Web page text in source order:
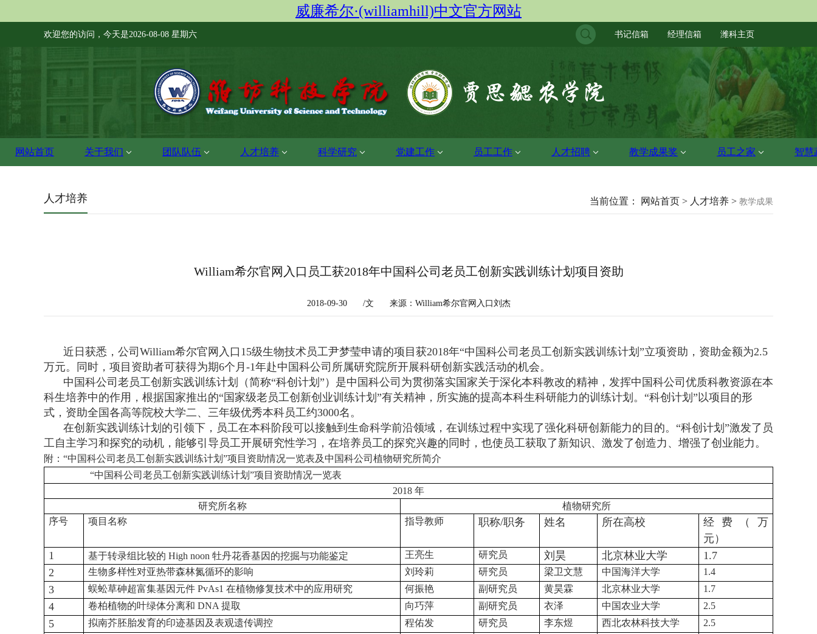
威廉希尔·(williamhill)中文官方网站
欢迎您的访问，今天是2026-08-08 星期六 书记信箱 经理信箱 潍科主页
网站首页 关于我们 团队队伍 人才培养 科学研究 党建工作 员工工作 人才招聘 教学成果奖 员工之家 智慧
人才培养 当前位置： 网站首页 > 人才培养 > 教学成果
William希尔官网入口员工获2018年中国科公司老员工创新实践训练计划项目资助
2018-09-30 /文 来源：William希尔官网入口刘杰
近日获悉，公司William希尔官网入口15级生物技术员工尹梦莹申请的项目获2018年“中国科公司老员工创新实践训练计划”立项资助，资助金额为2.5
万元。同时，项目资助者可获得为期6个月-1年赴中国科公司所属研究院所开展科研创新实践活动的机会。
中国科公司老员工创新实践训练计划（简称“科创计划”）是中国科公司为贯彻落实国家关于深化本科教改的精神，发挥中国科公司优质科教资源在本
科生培养中的作用，根据国家推出的“国家级老员工创新创业训练计划”有关精神，所实施的提高本科生科研能力的训练计划。“科创计划”以项目的形
式，资助全国各高等院校大学二、三年级优秀本科员工约3000名。
在创新实践训练计划的引领下，员工在本科阶段可以接触到生命科学前沿领域，在训练过程中实现了强化科研创新能力的目的。“科创计划”激发了员
工自主学习和探究的动机，能够引导员工开展研究性学习，在培养员工的探究兴趣的同时，也使员工获取了新知识、激发了创造力、增强了创业能力。
附：“中国科公司老员工创新实践训练计划”项目资助情况一览表及中国科公司植物研究所简介
“中国科公司老员工创新实践训练计划”项目资助情况一览表
2018 年
研究所名称
植物研究所
序号
项目名称 指导教师 职称/职务 姓名 所在高校
经费（万
元）
1
基于转录组比较的 High noon牡丹花香基因的挖掘与功能鉴定 王亮生 研究员 刘昊 北京林业大学
1.7
2
生物多样性对亚热带森林氮循环的影响 刘玲莉 研究员 梁卫文慧 中国海洋大学 1.4
3 蜈蚣草砷超富集基因元件 PvAs1在植物修复技术中的应用研究 何振艳 副研究员 黄昊霖 北京林业大学 1.7
4 卷柏植物的叶绿体分离和 DNA提取 向巧萍 副研究员 衣泽 中国农业大学 2.5
5 拟南芥胚胎发育的印迹基因及表观遗传调控 程佑发 研究员 李东煜 西北农林科技大学 2.5